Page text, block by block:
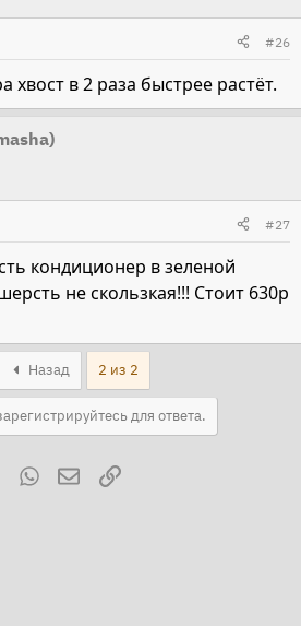
#26
в 2 раза быстрее растёт.
#27
кондиционер в зеленой
не скользкая!!! Стоит 630р
Назад 2 из 2
для ответа.
WhatsAppЭлектронная почта
Ссылка